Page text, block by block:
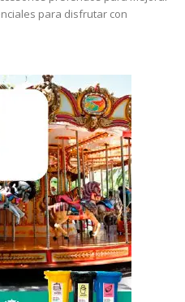
para disfrutar con